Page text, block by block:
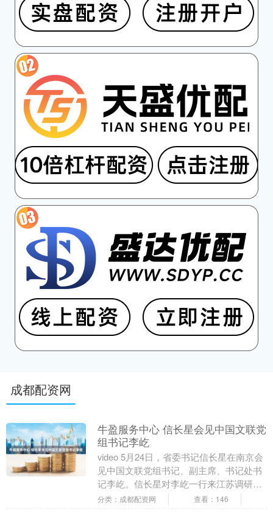
成都配资网
牛盈服务中心 信长星会见中国文联党
组书记李屹
video 5月24日，省委书记信长星在南京会
见中国文联党组书记、副主席、书记处书
记李屹。信长星对李屹一行来江苏调研并
出席第十三届中国舞蹈“荷花奖”颁奖典礼
分类：成都配资网 查看：146